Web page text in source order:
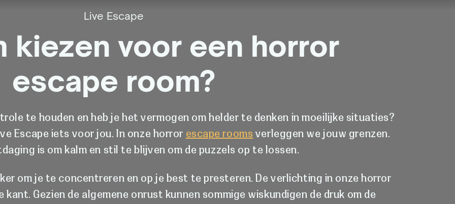
Live Escape
kiezen voor een horror
escape room?
te houden en heb je het vermogen om helder te denken in moeilijke situaties?
Escape iets voor jou. In onze horror escape rooms verleggen we jouw grenzen.
is om kalm en stil te blijven om de puzzels op te lossen.
om je te concentreren en op je best te presteren. De verlichting in onze horror
kant. Gezien de algemene onrust kunnen sommige wiskundigen de druk om de